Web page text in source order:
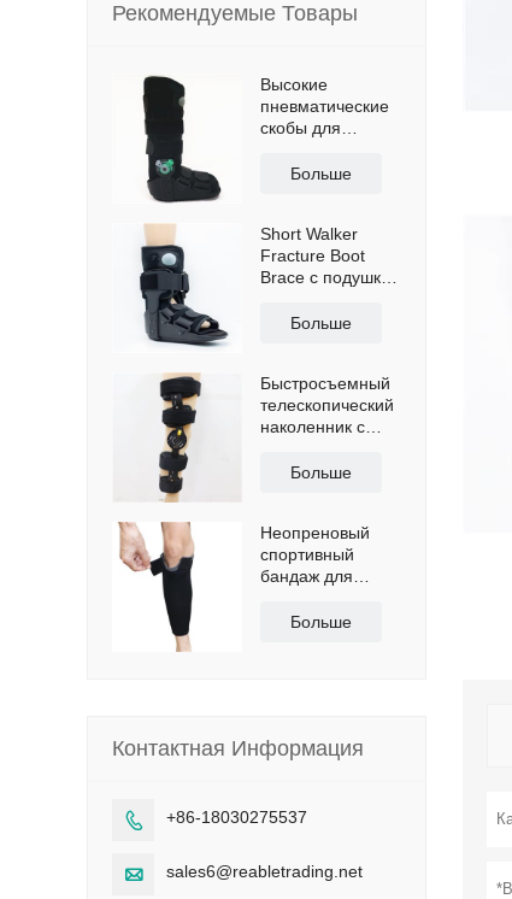
Рекомендуемые Товары
Высокие
пневматические
скобы для
противоскользящей
Больше
Short Walker
Fracture Boot
Brace с подушкой
Больше
Быстросъемный
телескопический
наколенник с
ремнями
Больше
Неопреновый
спортивный
бандаж для
сертификатами
Больше
Контактная Информация
 +86-18030275537
 sales6@reabletrading.net